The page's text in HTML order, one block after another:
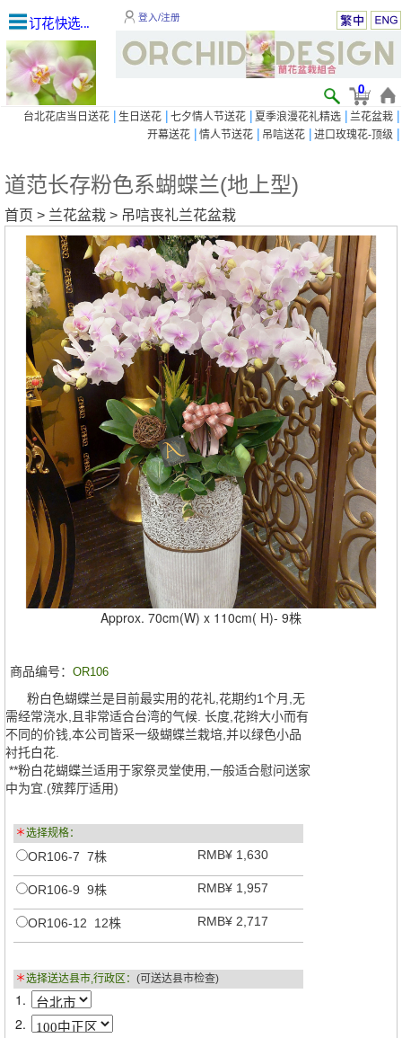
订花快选... 登入/注册
0
台北花店当日送花 | 生日送花 | 七夕情人节送花 | 夏季浪漫花礼精选 | 兰花盆栽 |
开幕送花 | 情人节送花 | 吊唁送花 | 进口玫瑰花-顶级 |
道范长存粉色系蝴蝶兰(地上型)
首页 > 兰花盆栽 > 吊唁丧礼兰花盆栽
Approx. 70cm(W) x 110cm( H)- 9株
商品编号：OR106
粉白色蝴蝶兰是目前最实用的花礼,花期约1个月,无
需经常浇水,且非常适合台湾的气候. 长度,花辫大小而有
不同的价钱,本公司皆采一级蝴蝶兰栽培,并以绿色小品
衬托白花.
**粉白花蝴蝶兰适用于家祭灵堂使用,一般适合慰问送家
中为宜.(殡葬厅适用)
＊选择规格：
OR106-7 7株 RMB¥ 1,630
OR106-9 9株 RMB¥ 1,957
OR106-12 12株 RMB¥ 2,717
＊选择送达县市,行政区： (可送达县市检查)
1.
2.